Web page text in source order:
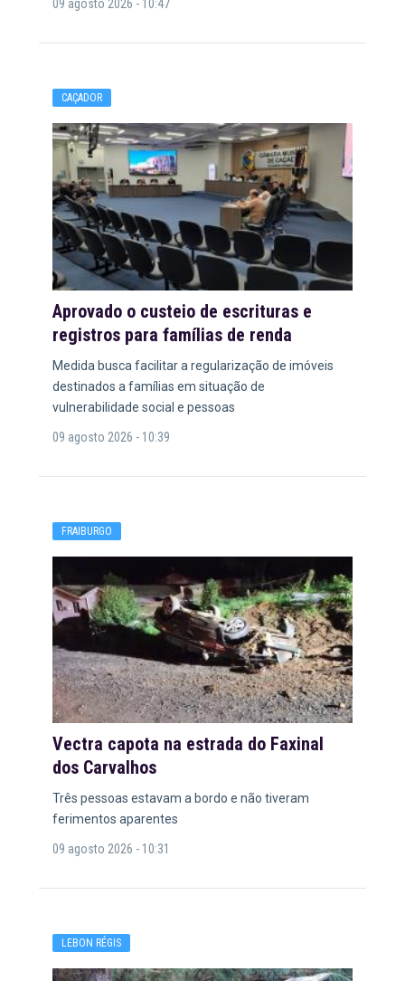
09 agosto 2026 - 10:47
CAÇADOR
Aprovado o custeio de escrituras e
registros para famílias de renda
Medida busca facilitar a regularização de imóveis
destinados a famílias em situação de
vulnerabilidade social e pessoas
09 agosto 2026 - 10:39
FRAIBURGO
Vectra capota na estrada do Faxinal
dos Carvalhos
Três pessoas estavam a bordo e não tiveram
ferimentos aparentes
09 agosto 2026 - 10:31
LEBON RÉGIS